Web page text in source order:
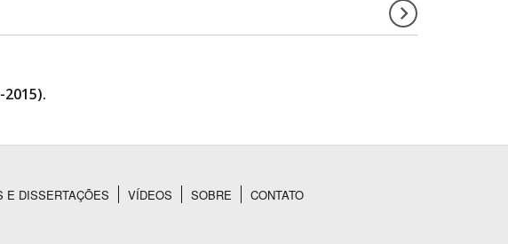
E DISSERTAÇÕES VÍDEOS SOBRE CONTATO